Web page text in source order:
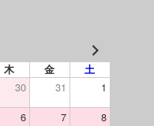
木 金 土
30 31
1
6 7 8